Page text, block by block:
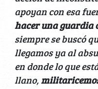
apoyan con esa
hacer una guardia
siempre se buscó
llegamos ya al
en donde lo que
llano,